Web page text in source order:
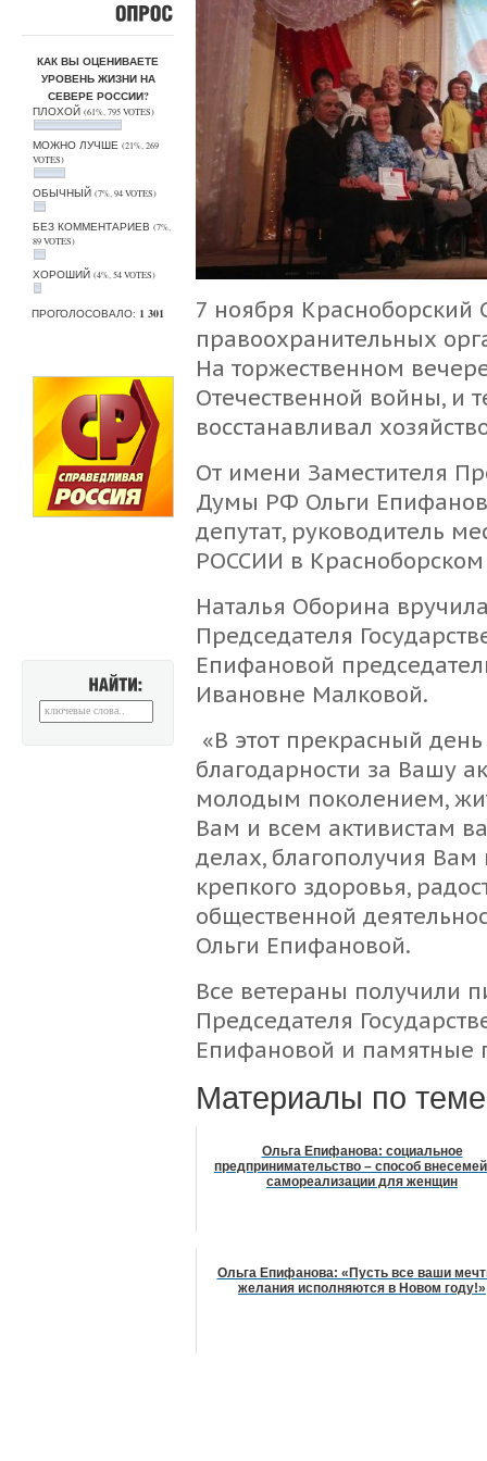
КАК ВЫ ОЦЕНИВАЕТЕ
УРОВЕНЬ ЖИЗНИ НА
СЕВЕРЕ РОССИИ?
ПЛОХОЙ (61%, 795 VOTES)
МОЖНО ЛУЧШЕ (21%, 269
VOTES)
ОБЫЧНЫЙ (7%, 94 VOTES)
БЕЗ КОММЕНТАРИЕВ (7%,
89 VOTES)
ХОРОШИЙ (4%, 54 VOTES)
ПРОГОЛОСОВАЛО: 1 301
7 ноября Красноборский
правоохранительных
На торжественном
Отечественной войны, и
восстанавливал
От имени Заместителя
Думы РФ Ольги
депутат, руководитель
РОССИИ в
Наталья Оборина
Председателя
Епифановой
Ивановне Малковой.
«В этот прекрасный
благодарности за Вашу
молодым поколением,
Вам и всем активистам
делах, благополучия
крепкого здоровья,
общественной
Ольги Епифановой.
Все ветераны получили
Председателя
Епифановой и памятные
Материалы по
Ольга Епифанова: социальное
предпринимательство – способ
самореализации для женщин
Ольга Епифанова: «Пусть все ваши
желания исполняются в Новом году!»